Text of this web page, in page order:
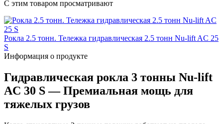
С этим товаром просматривают
Рокла 2.5 тонн. Тележка гидравлическая 2.5 тонн Nu-lift AC 25
S
Информация о продукте
Гидравлическая рокла 3 тонны Nu-lift
AC 30 S — Премиальная мощь для
тяжелых грузов